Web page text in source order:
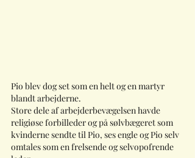
Pio blev dog set som en helt og en martyr
blandt arbejderne.
Store dele af arbejderbevægelsen havde
religiøse forbilleder og på sølvbægeret som
kvinderne sendte til Pio, ses engle og Pio selv
omtales som en frelsende og selvopofrende